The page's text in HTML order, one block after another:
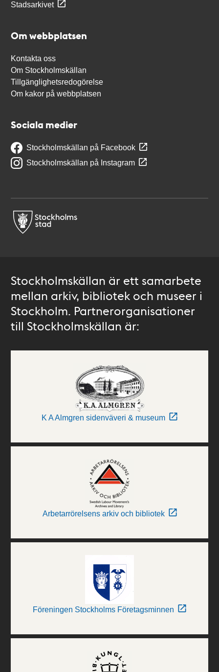
Stadsarkivet
Om webbplatsen
Kontakta oss
Om Stockholmskällan
Tillgänglighetsredogörelse
Om kakor på webbplatsen
Sociala medier
Stockholmskällan på Facebook
Stockholmskällan på Instagram
Stockholmskällan är ett samarbete
mellan arkiv, bibliotek och museer i
Stockholm. Partnerorganisationer
till Stockholmskällan är:
K A Almgren sidenväveri & museum
Arbetarrörelsens arkiv och bibliotek
Föreningen Stockholms Företagsminnen